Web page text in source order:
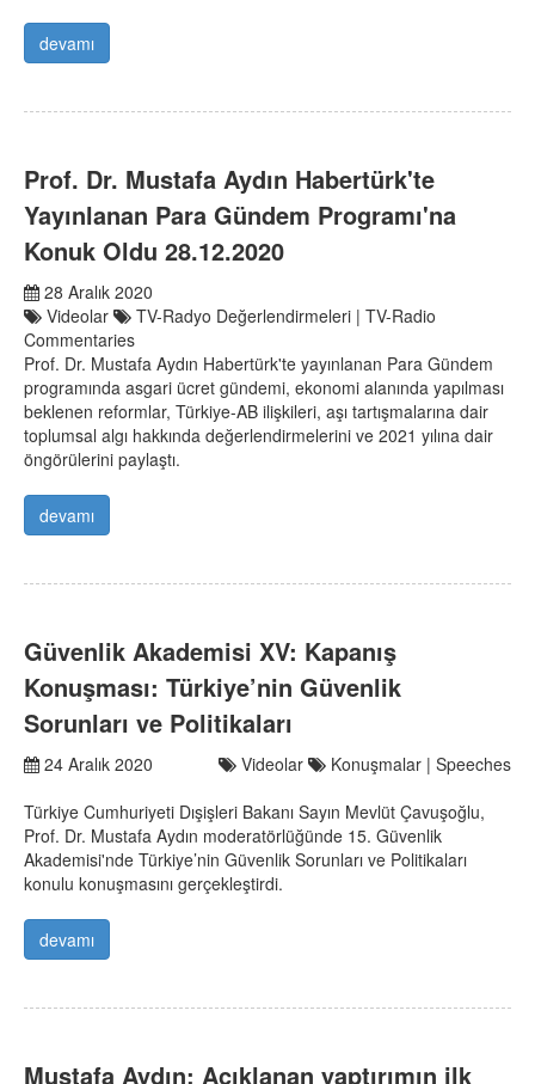
devamı
Prof. Dr. Mustafa Aydın Habertürk'te
Yayınlanan Para Gündem Programı'na
Konuk Oldu 28.12.2020
28 Aralık 2020
Videolar
TV-Radyo Değerlendirmeleri | TV-Radio
Commentaries
Prof. Dr. Mustafa Aydın Habertürk'te yayınlanan Para Gündem
programında asgari ücret gündemi, ekonomi alanında yapılması
beklenen reformlar, Türkiye-AB ilişkileri, aşı tartışmalarına dair
toplumsal algı hakkında değerlendirmelerini ve 2021 yılına dair
öngörülerini paylaştı.
devamı
Güvenlik Akademisi XV: Kapanış
Konuşması: Türkiye’nin Güvenlik
Sorunları ve Politikaları
24 Aralık 2020 Videolar
Konuşmalar | Speeches
Türkiye Cumhuriyeti Dışişleri Bakanı Sayın Mevlüt Çavuşoğlu,
Prof. Dr. Mustafa Aydın moderatörlüğünde 15. Güvenlik
Akademisi'nde Türkiye’nin Güvenlik Sorunları ve Politikaları
konulu konuşmasını gerçekleştirdi.
devamı
Mustafa Aydın: Açıklanan yaptırımın ilk